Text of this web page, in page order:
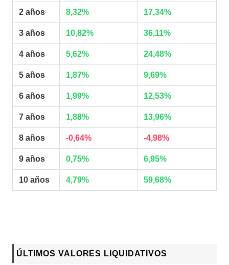
2 años 8,32% 17,34%
3 años 10,82% 36,11%
4 años 5,62% 24,48%
5 años 1,87% 9,69%
6 años 1,99% 12,53%
7 años 1,88% 13,96%
8 años -0,64% -4,98%
9 años 0,75% 6,95%
10 años 4,79% 59,68%
ÚLTIMOS VALORES LIQUIDATIVOS